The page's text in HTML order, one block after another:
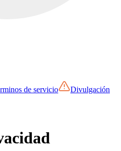
de servicio
Divulgación